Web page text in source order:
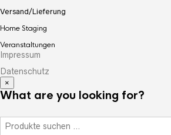
Versand/Lieferung
Home Staging
Veranstaltungen
Impressum
Datenschutz
×
What are you looking for?